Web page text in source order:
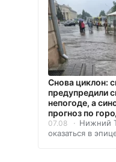
Снова циклон:
предупредили
непогоде, а
прогноз по
07.08
Нижний
оказаться в